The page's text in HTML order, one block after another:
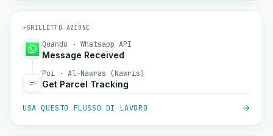
⚡ GRILLETTO→AZIONE
Quando · Whatsapp API
Message Received
Poi · Al-Nawras (Nawris)
Get Parcel Tracking
USA QUESTO FLUSSO DI LAVORO